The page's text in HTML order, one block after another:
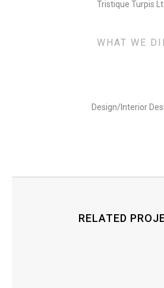
Tristique Turpis
WHAT WE
Design/Interior
RELATED